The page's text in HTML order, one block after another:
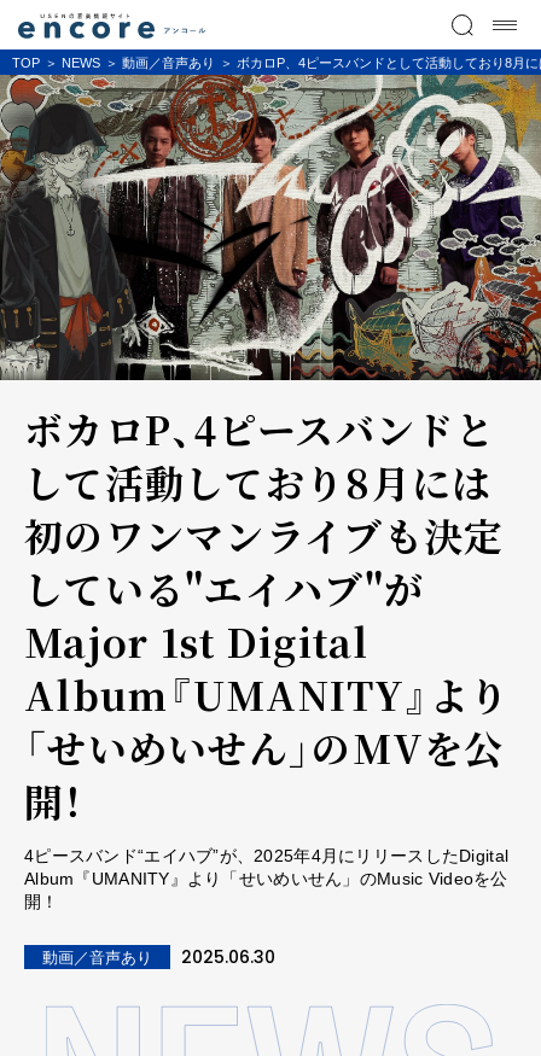
TOP NEWS 動画／音声あり ボカロP、4ピースバンドとして活動しており8月
ボカロP、4ピースバンドと
して活動しており8月には
初のワンマンライブも決定
している"エイハブ"が
Major 1st Digital
Album『UMANITY』より
「せいめいせん」のMVを公
開！
4ピースバンド“エイハブ”が、2025年4月にリリースしたDigital
Album『UMANITY』より「せいめいせん」のMusic Videoを公
開！
動画／音声あり 2025.06.30